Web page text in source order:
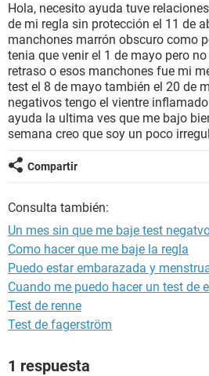
BIENESTAR
SEXUALIDAD
GLOSARIO
Hola, necesito ayuda tuve
de mi regla sin protección el 11 de
manchones marrón obscuro como
tenia que venir el 1 de mayo pero
retraso o esos manchones fue mi
test el 8 de mayo también el 20 de
negativos tengo el vientre
ayuda la ultima ves que me bajo
semana creo que soy un poco
Compartir
Consulta también:
Un mes sin que me baje test
Como hacer que me baje la regla
Puedo estar embarazada y
Cuando me puedo hacer un test de
Test de renne
Test de fagerström
1 respuesta